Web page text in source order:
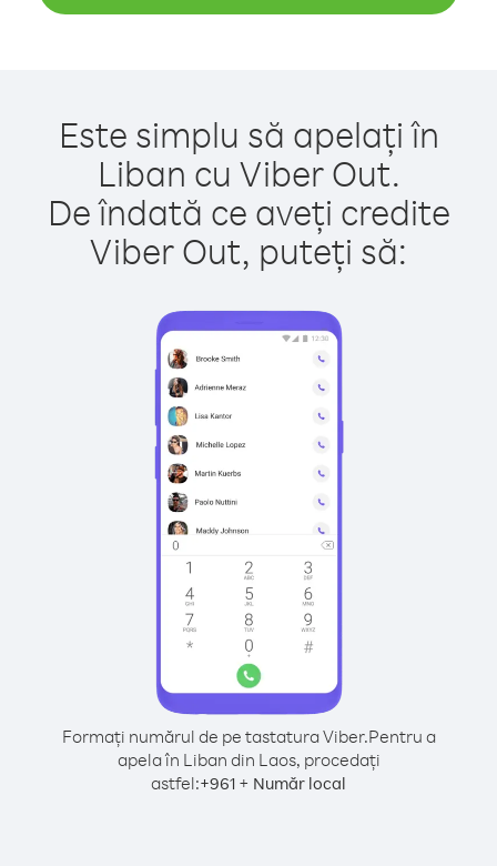
Este simplu să apelați în
Liban cu Viber Out.
De îndată ce aveți credite
Viber Out, puteți să:
Formați numărul de pe tastatura Viber.Pentru a
apela în Liban din Laos, procedați
astfel:+961 + Număr local